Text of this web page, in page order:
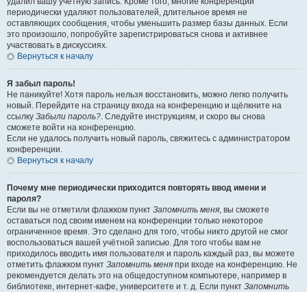
периодически удаляют пользователей, длительное время не
оставляющих сообщения, чтобы уменьшить размер базы данных. Если
это произошло, попробуйте зарегистрироваться снова и активнее
участвовать в дискуссиях.
Вернуться к началу
Я забыл пароль!
Не паникуйте! Хотя пароль нельзя восстановить, можно легко получить
новый. Перейдите на страницу входа на конференцию и щёлкните на
ссылку Забыли пароль?. Следуйте инструкциям, и скоро вы снова
сможете войти на конференцию.
Если не удалось получить новый пароль, свяжитесь с администратором
конференции.
Вернуться к началу
Почему мне периодически приходится повторять ввод имени и
пароля?
Если вы не отметили флажком пункт Запомнить меня, вы сможете
оставаться под своим именем на конференции только некоторое
ограниченное время. Это сделано для того, чтобы никто другой не смог
воспользоваться вашей учётной записью. Для того чтобы вам не
приходилось вводить имя пользователя и пароль каждый раз, вы можете
отметить флажком пункт Запомнить меня при входе на конференцию. Не
рекомендуется делать это на общедоступном компьютере, например в
библиотеке, интернет-кафе, университете и т. д. Если пункт Запомнить